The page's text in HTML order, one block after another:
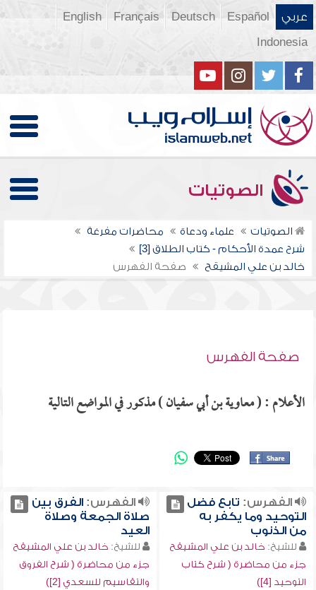
عربي Español
Deutsch
Français
English
Indonesia
الصوتيات
الصوتيات علماء ودعاة
محاضرات مفرغة
شرح عمدة الأحكام - كتاب الطلاق [3]
خالد بن علي المشيقح
صفحة الفهرس
صفحة الفهرس
الأعلام : ( معاوية بن أبي سفيان ) مذكور في المواضع التالية
الفهرس: تابع فضل
التوحيد وما يكفر به
من الذنوب
للشيخ: خالد بن علي المشيقح
جزء من محاضرة ( شرح كتاب
التوحيد [4])
الفهرس:الفرق بين
صلاة الجمعة وصلاة
العيد
للشيخ: خالد بن علي المشيقح
جزء من محاضرة ( شرح الفروق
والتقاسيم للسعدي [2])